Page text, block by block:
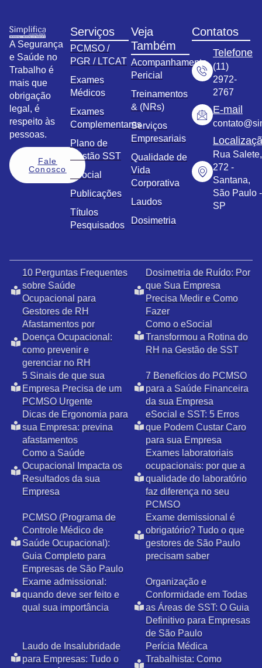
A Segurança
e Saúde no
Trabalho é
mais que
obrigação
legal, é
respeito às
pessoas.
Fale
Conosco
Serviços
PCMSO /
PGR / LTCAT
Exames
Médicos
Exames
Complementares
Plano de
Gestão SST
eSocial
Publicações
Títulos
Pesquisados
Veja
Também
Acompanhamento
Pericial
Treinamentos
& (NRs)
Serviços
Empresariais
Qualidade de
Vida
Corporativa
Laudos
Dosimetria
Contatos
Telefone
(11)
2972-
2767
E-mail
Rua Salete,
272 -
Santana,
São Paulo -
SP
10 Perguntas Frequentes
sobre Saúde
Ocupacional para
Gestores de RH
Dosimetria de Ruído: Por
que Sua Empresa
Precisa Medir e Como
Fazer
Afastamentos por
Doença Ocupacional:
como prevenir e
gerenciar no RH
Como o eSocial
Transformou a Rotina do
RH na Gestão de SST
5 Sinais de que sua
Empresa Precisa de um
PCMSO Urgente
7 Benefícios do PCMSO
para a Saúde Financeira
da sua Empresa
Dicas de Ergonomia para
sua Empresa: previna
afastamentos
eSocial e SST: 5 Erros
que Podem Custar Caro
para sua Empresa
Como a Saúde
Ocupacional Impacta os
Resultados da sua
Empresa
Exames laboratoriais
ocupacionais: por que a
qualidade do laboratório
faz diferença no seu
PCMSO
PCMSO (Programa de
Controle Médico de
Saúde Ocupacional):
Guia Completo para
Empresas de São Paulo
Exame demissional é
obrigatório? Tudo o que
gestores de São Paulo
precisam saber
Exame admissional:
quando deve ser feito e
qual sua importância
Organização e
Conformidade em Todas
as Áreas de SST: O Guia
Definitivo para Empresas
de São Paulo
Laudo de Insalubridade
para Empresas: Tudo o
Perícia Médica
Trabalhista: Como